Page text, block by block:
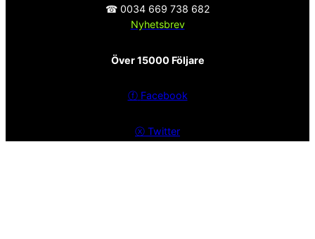
☎ 0034 669 738 682
Nyhetsbrev
Över 15000 Följare
ⓕ Facebook
ⓧ Twitter